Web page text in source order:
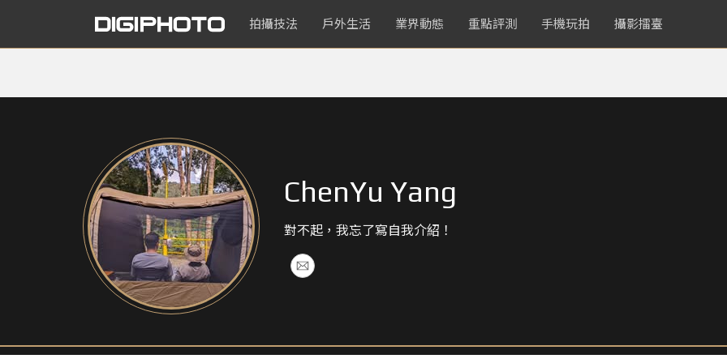
拍攝技法 戶外生活 業界動態 重點評測 手機玩拍 攝影擂臺
ChenYu Yang
對不起，我忘了寫自我介紹！